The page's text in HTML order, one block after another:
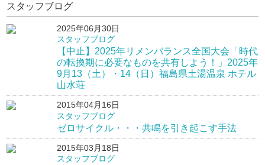
スタッフブログ
2025年06月30日
スタッフブログ
【中止】2025年リメンバランス全国大会「時代
の転換期に必要なものを共有しよう！」2025年
9月13（土）・14（日）福島県土湯温泉 ホテル
山水荘
2015年04月16日
スタッフブログ
ゼロサイクル・・・共鳴を引き起こす手法
2015年03月18日
スタッフブログ